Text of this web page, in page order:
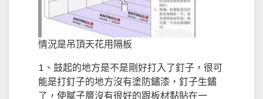
情況是吊頂天花用隔板
1、鼓起的地方是不是剛好打入了釘子，很可
能是打釘子的地方沒有塗防鏽漆，釘子生鏽
了，使膩子層沒有很好的跟板材黏貼在一